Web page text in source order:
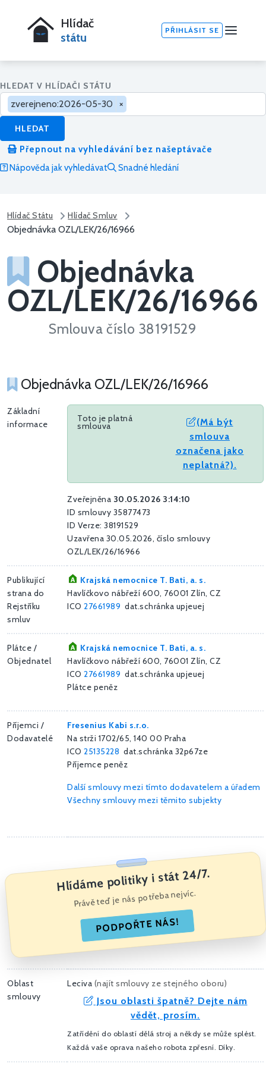
Hlídač
státu
PŘIHLÁSIT SE
HLEDAT V HLÍDAČI STÁTU
zverejneno:2026-05-30 ×
HLEDAT
Přepnout na vyhledávání bez našeptávače
Nápověda jak vyhledávat
Snadné hledání
Hlídač Státu Hlídač Smluv
Objednávka OZL/LEK/26/16966
Objednávka
OZL/LEK/26/16966
Smlouva číslo 38191529
Objednávka OZL/LEK/26/16966
Základní
informace
Toto je platná
smlouva
(Má být
smlouva
označena jako
neplatná?).
Zveřejněna 30.05.2026 3:14:10
ID smlouvy 35877473
ID Verze: 38191529
Uzavřena 30.05.2026, číslo smlouvy
OZL/LEK/26/16966
Publikující
strana do
Rejstříku
smluv
Krajská nemocnice T. Bati, a. s.
Havlíčkovo nábřeží 600, 76001 Zlín, CZ
ICO 27661989 dat.schránka upjeuej
Plátce /
Objednatel
Krajská nemocnice T. Bati, a. s.
Havlíčkovo nábřeží 600, 76001 Zlín, CZ
ICO 27661989 dat.schránka upjeuej
Plátce peněz
Příjemci /
Dodavatelé
Fresenius Kabi s.r.o.
Na strži 1702/65, 140 00 Praha
ICO 25135228 dat.schránka 32p67ze
Příjemce peněz
Další smlouvy mezi tímto dodavatelem a úřadem
Všechny smlouvy mezi těmito subjekty
Hlídáme politiky i stát 24/7.
Právě teď je nás potřeba nejvíc.
PODPOŘTE NÁS!
Oblast
smlouvy
Leciva (najít smlouvy ze stejného oboru)
Jsou oblasti špatně? Dejte nám
vědět, prosím.
Zatřídění do oblastí dělá stroj a někdy se může splést.
Každá vaše oprava našeho robota zpřesní. Díky.